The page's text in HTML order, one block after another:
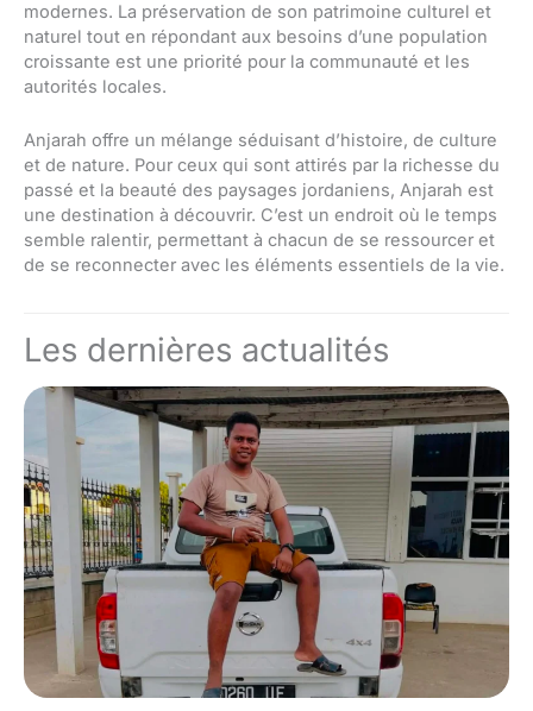
modernes. La préservation de son patrimoine culturel et
naturel tout en répondant aux besoins d’une population
croissante est une priorité pour la communauté et les
autorités locales.
Anjarah offre un mélange séduisant d’histoire, de culture
et de nature. Pour ceux qui sont attirés par la richesse du
passé et la beauté des paysages jordaniens, Anjarah est
une destination à découvrir. C’est un endroit où le temps
semble ralentir, permettant à chacun de se ressourcer et
de se reconnecter avec les éléments essentiels de la vie.
Les dernières actualités